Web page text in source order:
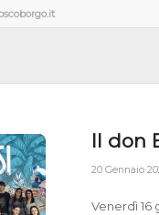
Il don
20 Gennaio
Venerdì 16